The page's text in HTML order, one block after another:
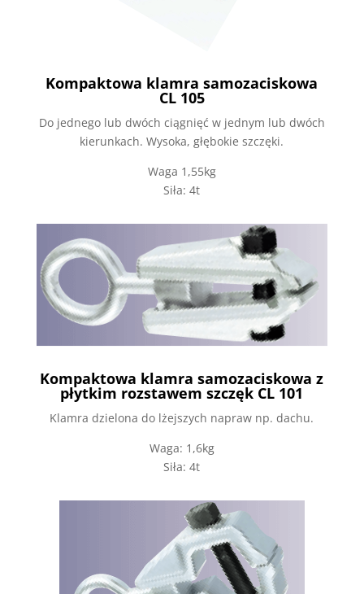
Kompaktowa klamra samozaciskowa
CL 105
Do jednego lub dwóch ciągnięć w jednym lub dwóch
kierunkach. Wysoka, głębokie szczęki.
Waga 1,55kg
Siła: 4t
Kompaktowa klamra samozaciskowa z
płytkim rozstawem szczęk CL 101
Klamra dzielona do lżejszych napraw np. dachu.
Waga: 1,6kg
Siła: 4t